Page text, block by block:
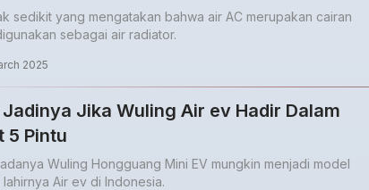
sedikit yang mengatakan bahwa air AC merupakan cairan
sebagai air radiator.
2025
Jika Wuling Air ev Hadir Dalam
5 Pintu
Wuling Hongguang Mini EV mungkin menjadi model
Air ev di Indonesia.